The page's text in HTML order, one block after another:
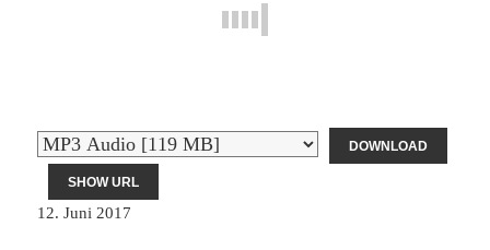
DOWNLOAD
SHOW URL
12. Juni 2017